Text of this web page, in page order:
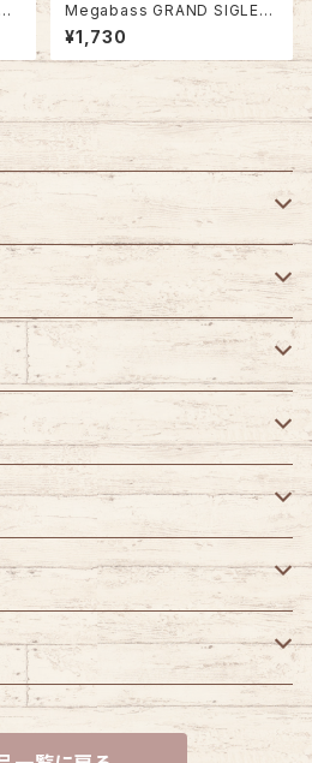
Megabass GRAND SIGLET
T グランドシグレ
¥1,730